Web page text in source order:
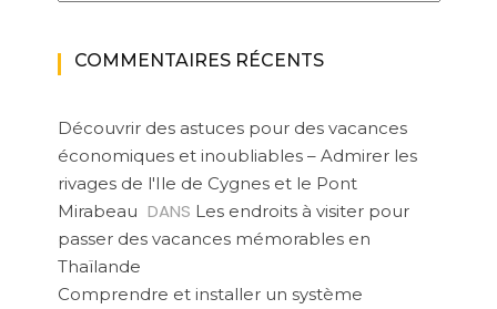
COMMENTAIRES RÉCENTS
Découvrir des astuces pour des vacances
économiques et inoubliables – Admirer les
rivages de l'Ile de Cygnes et le Pont
Mirabeau DANS Les endroits à visiter pour
passer des vacances mémorables en
Thaïlande
Comprendre et installer un système